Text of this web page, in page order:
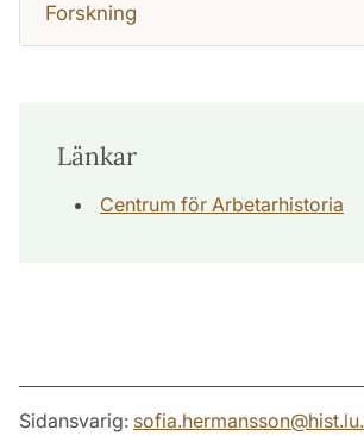
Forskning
Länkar
Centrum för Arbetarhistoria
Sidansvarig: sofia.hermansson@hist.lu.